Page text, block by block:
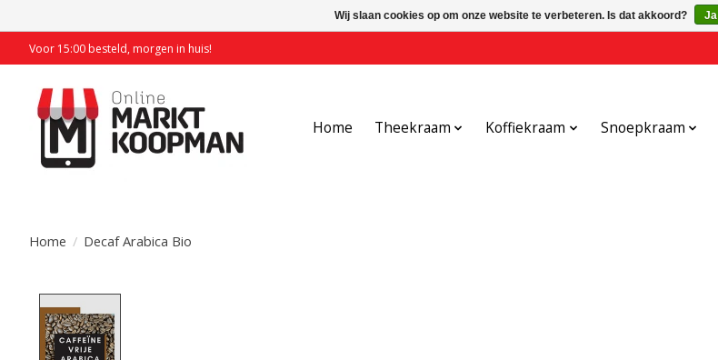
Voor 15:00 besteld, morgen in huis!
Home Theekraam Koffiekraam Snoepkraam
Home / Decaf Arabica Bio
Wij slaan cookies op om onze website te verbeteren. Is dat akkoord? Ja